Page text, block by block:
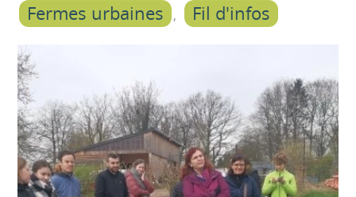
Fermes urbaines Fil d'infos